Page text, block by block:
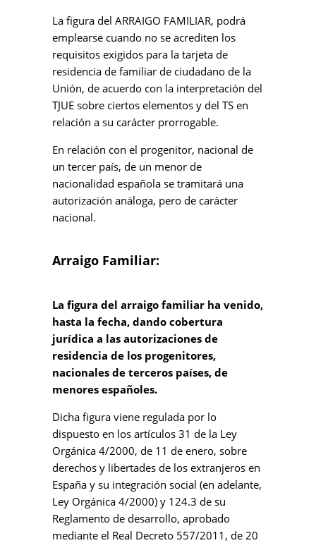
La figura del ARRAIGO FAMILIAR, podrá
emplearse cuando no se acrediten los
requisitos exigidos para la tarjeta de
residencia de familiar de ciudadano de la
Unión, de acuerdo con la interpretación del
TJUE sobre ciertos elementos y del TS en
relación a su carácter prorrogable.
En relación con el progenitor, nacional de
un tercer país, de un menor de
nacionalidad española se tramitará una
autorización análoga, pero de carácter
nacional.
Arraigo Familiar:
La figura del arraigo familiar ha venido,
hasta la fecha, dando cobertura
jurídica a las autorizaciones de
residencia de los progenitores,
nacionales de terceros países, de
menores españoles.
Dicha figura viene regulada por lo
dispuesto en los artículos 31 de la Ley
Orgánica 4/2000, de 11 de enero, sobre
derechos y libertades de los extranjeros en
España y su integración social (en adelante,
Ley Orgánica 4/2000) y 124.3 de su
Reglamento de desarrollo, aprobado
mediante el Real Decreto 557/2011, de 20